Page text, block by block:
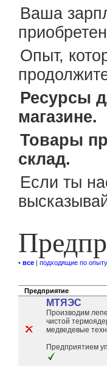
Ваша
Опыт,
Ресурсы
магазине.
Товары
склад.
Если ты
• все | подходящие по опыту
Предприятие
МТЯЭС
Производим
чистой
медведевые
Предприятием